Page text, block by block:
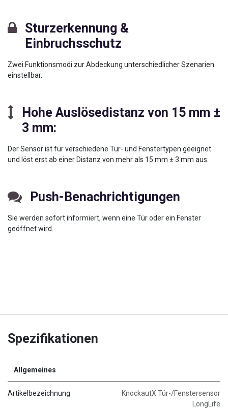
Sturzerkennung &
Einbruchsschutz
Zwei Funktionsmodi zur Abdeckung unterschiedlicher Szenarien
einstellbar.
Hohe Auslösedistanz von 15 mm ±
3 mm:
Der Sensor ist für verschiedene Tür- und Fenstertypen geeignet
und löst erst ab einer Distanz von mehr als 15 mm ± 3 mm aus.
Push-Benachrichtigungen
Sie werden sofort informiert, wenn eine Tür oder ein Fenster
geöffnet wird.
Spezifikationen
Allgemeines
Artikelbezeichnung
​​​​​​​​​​​​KnockautX Tür-/Fenstersensor
LongLife